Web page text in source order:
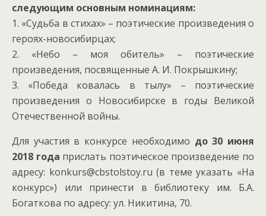
следующим основным номинациям:
1. «Судьба в стихах» – поэтические произведения о
героях-новосибирцах;
2. «Небо – моя обитель» – поэтические
произведения, посвященные А. И. Покрышкину;
3. «Победа ковалась в тылу» – поэтические
произведения о Новосибирске в годы Великой
Отечественной войны.
Для участия в конкурсе необходимо до 30 июня
2018 года прислать поэтическое произведение по
адресу: konkurs@cbstolstoy.ru (в теме указать «На
конкурс») или принести в библиотеку им. Б.А.
Богаткова по адресу: ул. Никитина, 70.